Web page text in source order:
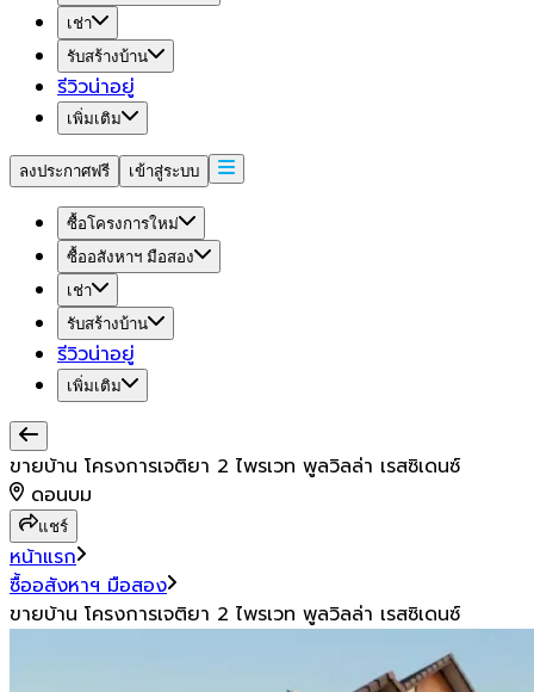
เช่า
รับสร้างบ้าน
รีวิวน่าอยู่
เพิ่มเติม
ลงประกาศฟรี เข้าสู่ระบบ
ซื้อโครงการใหม่
ซื้ออสังหาฯ มือสอง
เช่า
รับสร้างบ้าน
รีวิวน่าอยู่
เพิ่มเติม
ขายบ้าน โครงการเจติยา 2 ไพรเวท พูลวิลล่า เรสซิเดนซ์
ดอนบม
แชร์
หน้าแรก
ซื้ออสังหาฯ มือสอง
ขายบ้าน โครงการเจติยา 2 ไพรเวท พูลวิลล่า เรสซิเดนซ์